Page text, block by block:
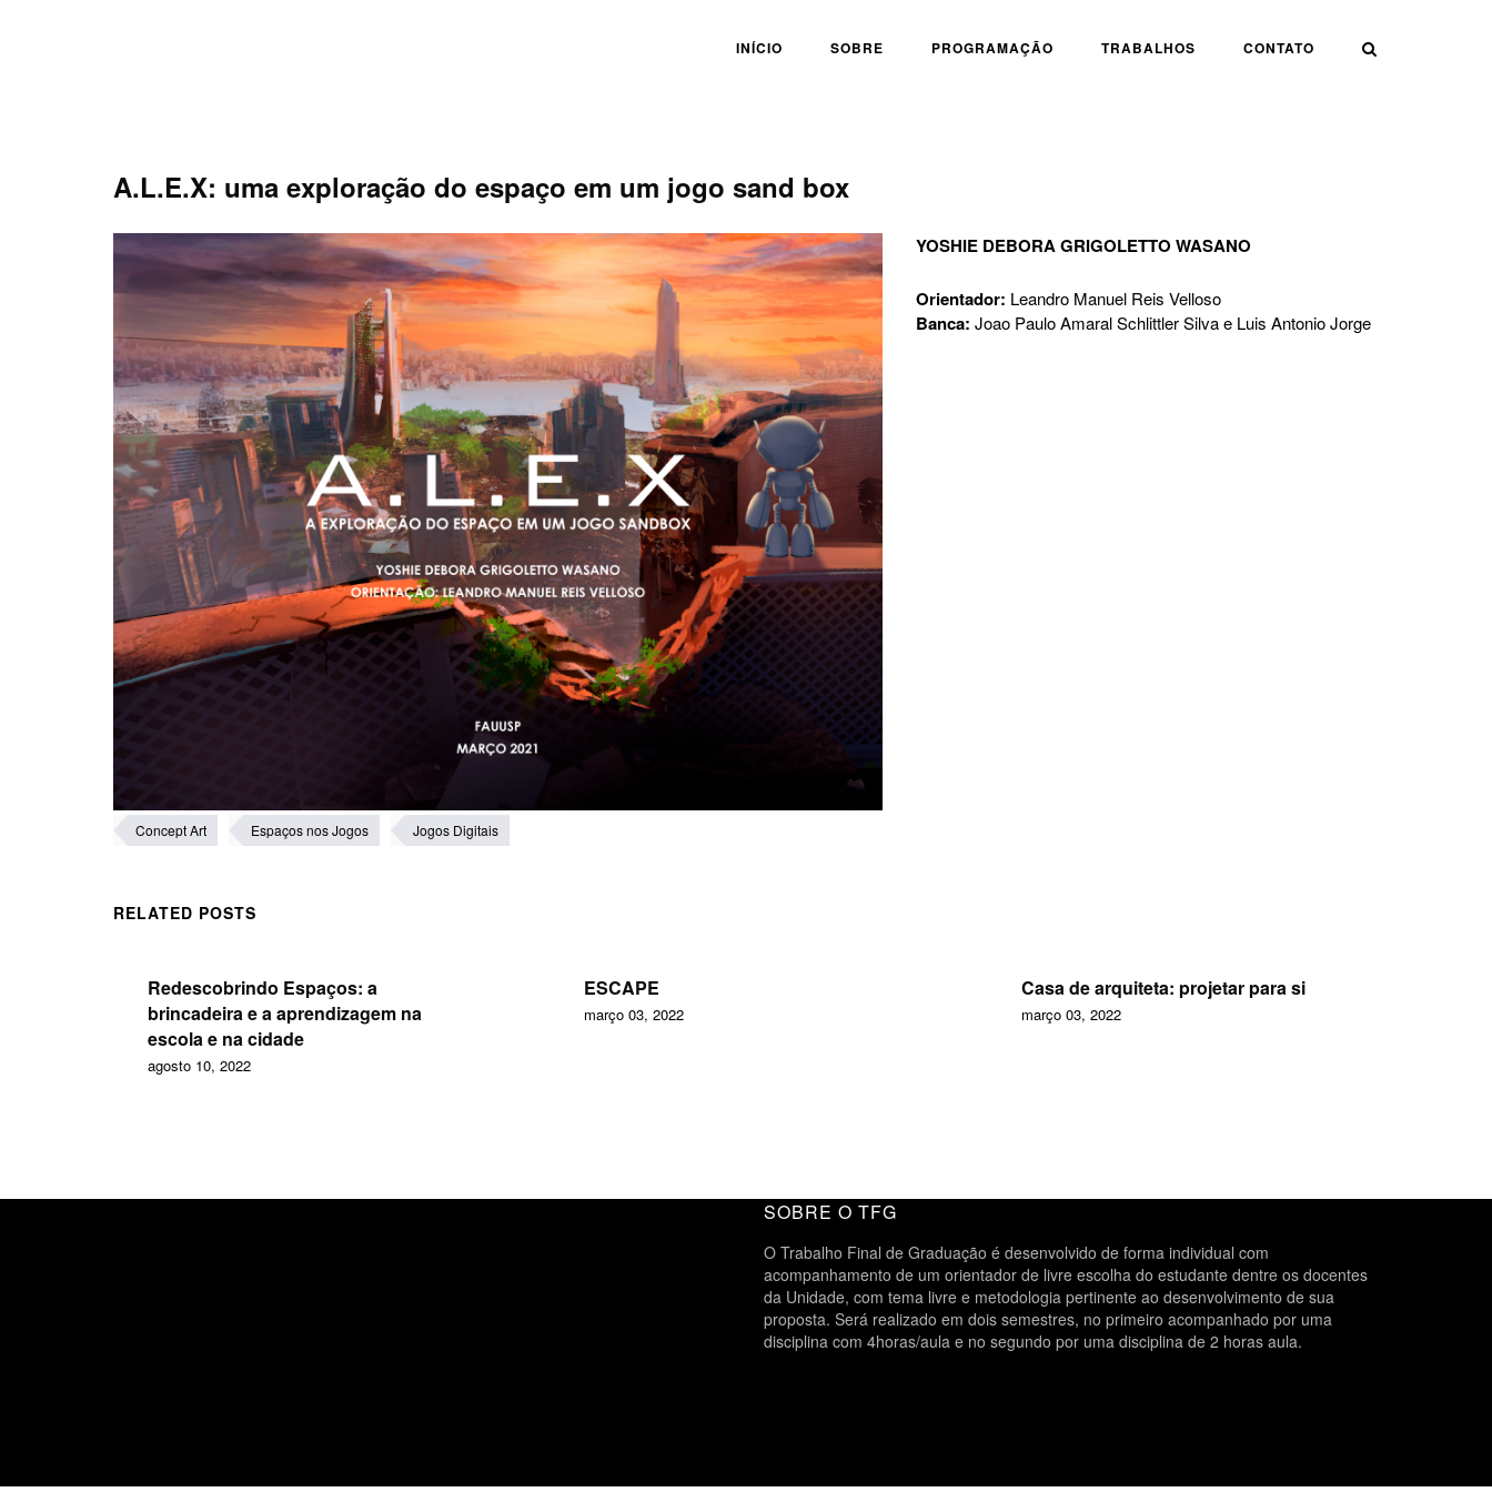
INÍCIO SOBRE PROGRAMAÇÃO TRABALHOS CONTATO
A.L.E.X: uma exploração do espaço em um jogo sand box
YOSHIE DEBORA GRIGOLETTO WASANO
Orientador: Leandro Manuel Reis Velloso
Banca:Joao Paulo Amaral Schlittler Silva e Luis Antonio Jorge
Concept Art Espaços nos Jogos Jogos Digitais
RELATED POSTS
Redescobrindo Espaços: a
brincadeira e a aprendizagem na
escola e na cidade
agosto 10, 2022
ESCAPE
março 03, 2022
Casa de arquiteta: projetar para si
março 03, 2022
SOBRE O TFG
O Trabalho Final de Graduação é desenvolvido de forma individual com
acompanhamento de um orientador de livre escolha do estudante dentre os docentes
da Unidade, com tema livre e metodologia pertinente ao desenvolvimento de sua
proposta. Será realizado em dois semestres, no primeiro acompanhado por uma
disciplina com 4horas/aula e no segundo por uma disciplina de 2 horas aula.